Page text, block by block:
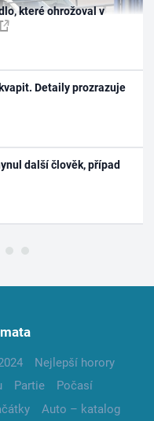
které ohrožoval v
Detaily prozrazuje
další člověk, případ
Nejlepší horory
Partie
Počasí
Auto – katalog